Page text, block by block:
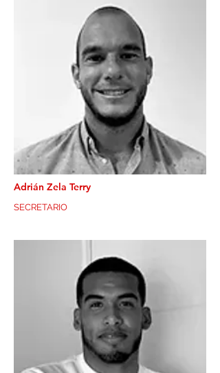
Adrián Zela Terry
SECRETARIO